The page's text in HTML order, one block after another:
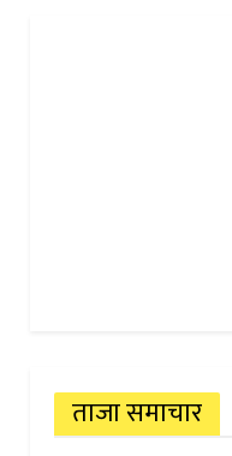
ताजा समाचार